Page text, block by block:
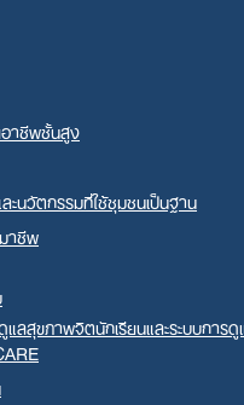
าชีพชั้นสูง
นวัตกรรมที่ใช้ชุมชนเป็นฐาน
าชีพ
แลสุขภาพจิตนักเรียนและระบบการ